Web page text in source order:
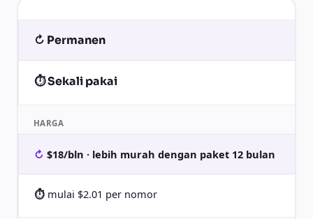
↻ Permanen
⏱ Sekali pakai
HARGA
$18/bln · lebih murah dengan paket 12 bulan
mulai $2.01 per nomor